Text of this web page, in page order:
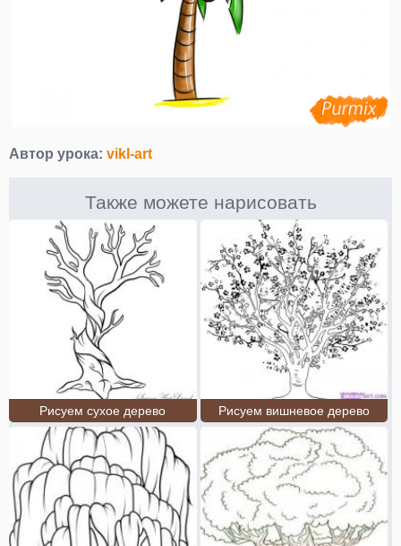
Автор урока: vikl-art
Также можете нарисовать
Рисуем сухое дерево Рисуем вишневое дерево